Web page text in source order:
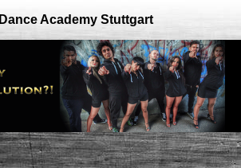
Dance Academy Stuttgart